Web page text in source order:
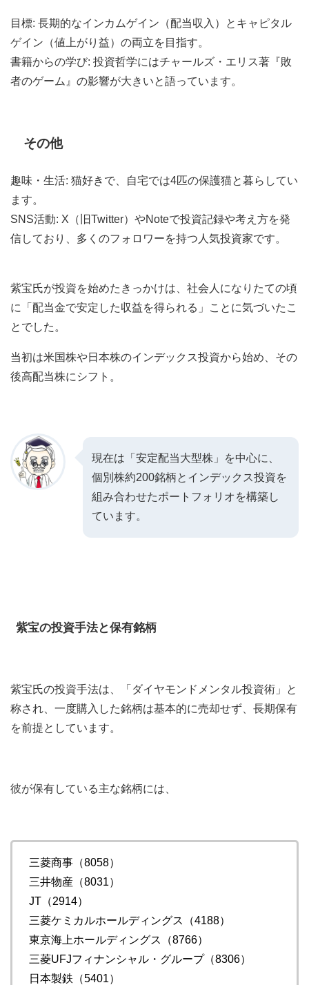
目標: 長期的なインカムゲイン（配当収入）とキャピタル
ゲイン（値上がり益）の両立を目指す。
書籍からの学び: 投資哲学にはチャールズ・エリス著『敗
者のゲーム』の影響が大きいと語っています。
その他
趣味・生活: 猫好きで、自宅では4匹の保護猫と暮らしてい
ます。
SNS活動: X（旧Twitter）やNoteで投資記録や考え方を発
信しており、多くのフォロワーを持つ人気投資家です。
紫宝氏が投資を始めたきっかけは、社会人になりたての頃
に「配当金で安定した収益を得られる」ことに気づいたこ
とでした。
当初は米国株や日本株のインデックス投資から始め、その
後高配当株にシフト。
現在は「安定配当大型株」を中心に、
個別株約200銘柄とインデックス投資を
組み合わせたポートフォリオを構築し
ています。
紫宝の投資手法と保有銘柄
紫宝氏の投資手法は、「ダイヤモンドメンタル投資術」と
称され、一度購入した銘柄は基本的に売却せず、長期保有
を前提としています。
彼が保有している主な銘柄には、
三菱商事（8058）
三井物産（8031）
JT（2914）
三菱ケミカルホールディングス（4188）
東京海上ホールディングス（8766）
三菱UFJフィナンシャル・グループ（8306）
日本製鉄（5401）